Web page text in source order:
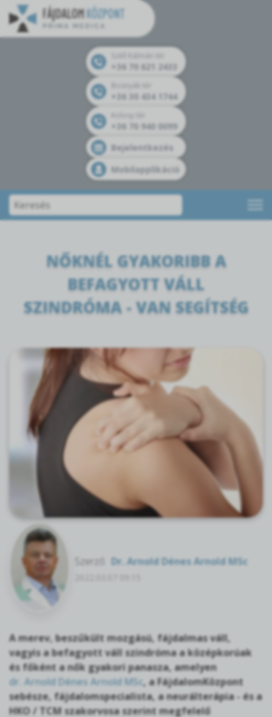
+36 70 621 2433
+36 30 434 1744
+36 70 940 0099
Bejelentkezés
Mobilapplikáció
NŐKNÉL GYAKORIBB A
BEFAGYOTT VÁLL
SZINDRÓMA - VAN SEGÍTSÉG
Szerző: Dr. Arnold Dénes Arnold MSc
A merev, beszűkült mozgású, fájdalmas váll,
vagyis a befagyott váll szindróma a középkorúak
és főként a nők gyakori panasza, amelyen
dr. Arnold Dénes Arnold MSc, a FájdalomKözpont
sebésze, fájdalomspecialista, a neurálterápia - és a
HKO / TCM szakorvosa szerint megfelelő